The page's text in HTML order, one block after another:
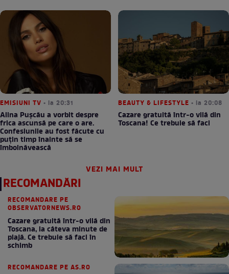
EMISIUNI TV • la 20:31
Alina Pușcău a vorbit despre
frica ascunsă pe care o are.
Confesiunile au fost făcute cu
puțin timp înainte să se
îmbolnăvească
BEAUTY & LIFESTYLE • la 20:08
Cazare gratuită într-o vilă din
Toscana! Ce trebuie să faci
VEZI MAI MULT
RECOMANDĂRI
RECOMANDARE PE
OBSERVATORNEWS.RO
Cazare gratuită într-o vilă din
Toscana, la câteva minute de
plajă. Ce trebuie să faci în
schimb
RECOMANDARE PE AS.RO